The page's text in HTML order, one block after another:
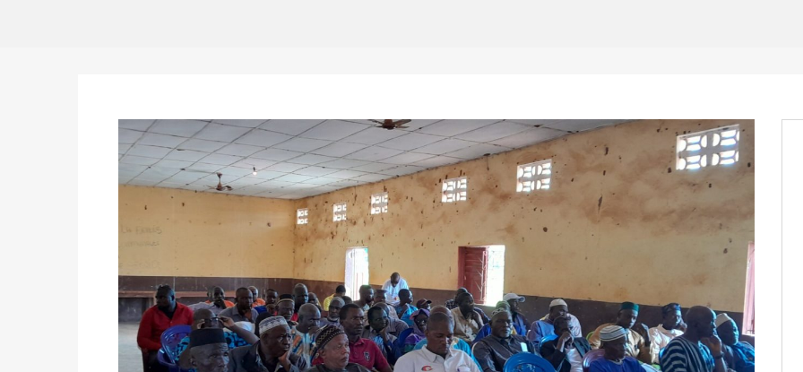
du 16 au 31 mai 2026
Politique - Délégués de bureaux de vote : vos informations à transmettre
avant le 16 mai 2026 à 16h
Politique Proclamation des résultats globaux provisoires et des
statistiques des législatives et communales : ce 4 juin à 18h
Politique- Suite de la publication des résultats partiels des élections de mai
ce 03 juin à 14h